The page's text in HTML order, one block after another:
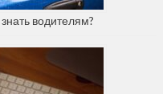
водителям?